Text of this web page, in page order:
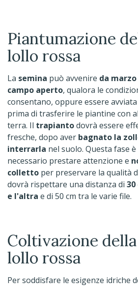
Piantumazione
lollo rossa
La semina può avvenire da
campo aperto, qualora le
consentano, oppure essere
prima di trasferire le piantine con
terra. Il trapiantodovrà essere
fresche, dopo aver bagnato la
interrarla nel suolo. Questa fase
necessario prestare attenzione e
colletto per preservare la qualità
dovrà rispettare una distanza di
e l'altra e di 50 cm tra le varie file.
Coltivazione
lollo rossa
Per soddisfare le esigenze idriche